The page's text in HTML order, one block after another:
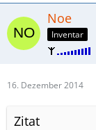
Noe
Inventar
16. Dezember 2014
Zitat